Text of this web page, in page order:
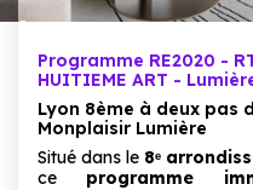
Programme RE2020 -
HUITIEME ART -
Lyon 8ème à deux pas
Monplaisir Lumière
Situé dans le 8ᵉ
ce programme